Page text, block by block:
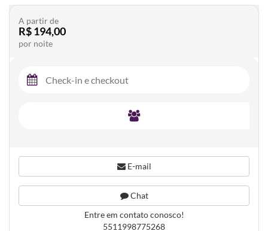
A partir de
R$ 194,00
por noite
E-mail
Chat
Entre em contato conosco!
5511998775268